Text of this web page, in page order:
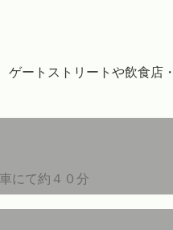
ゲートストリートや飲食店
にて約４０分